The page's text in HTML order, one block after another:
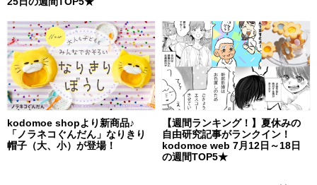
kodomoe shopより新商品♪
「ノラネコぐんだん」なりきり
帽子（大、小）が登場！
【週間ランキング！】夏休みの
自由研究記事がランクイン！
kodomoe web 7月12日～18日
の週間TOP5★